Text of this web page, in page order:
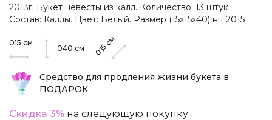
2013г. Букет невесты из калл. Количество: 13 штук.
Состав: Каллы. Цвет: Белый. Размер (15х15х40) нц 2015
015 см
040 см 015
см
Средство для продления жизни букета в
ПОДАРОК
Скидка 3% на следующую покупку